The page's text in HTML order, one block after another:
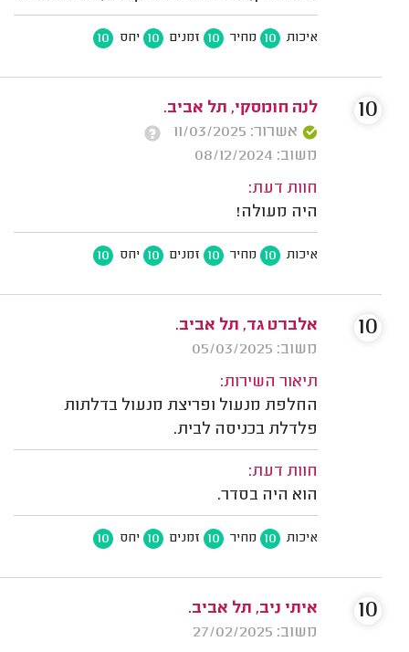
איכות 10 מחיר 10 זמנים 10 יחס 10
לנה חומסקי, תל אביב.
אשרור: 11/03/2025
משוב: 08/12/2024
חוות דעת:
היה מעולה!
איכות 10 מחיר 10 זמנים 10 יחס 10
10
אלברט גד, תל אביב.
משוב: 05/03/2025
תיאור השירות:
החלפת מנעול ופריצת מנעול בדלתות
פלדלת בכניסה לבית.
חוות דעת:
הוא היה בסדר.
איכות 10 מחיר 10 זמנים 10 יחס 10
10
איתי ניב, תל אביב.
משוב: 27/02/2025
10